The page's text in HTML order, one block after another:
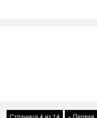
Страница 4 из 14 « Первая